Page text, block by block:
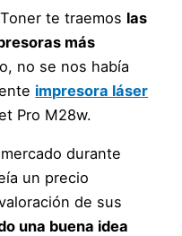
te traemos las
más
no se nos había
impresora láser
Pro M28w.
durante
un precio
de sus
una buena idea